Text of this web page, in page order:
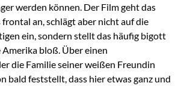
werden können. Der Film geht das
frontal an, schlägt aber nicht auf die
ein, sondern stellt das häufig bigott
bloß. Über einen
die Familie seiner weißen Freundin
bald feststellt, dass hier etwas ganz und